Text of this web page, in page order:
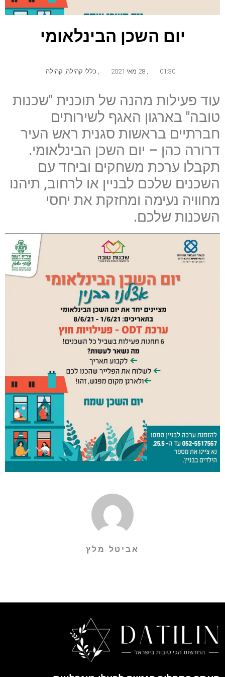
יום השכן הבינלאומי
01:30 כללי קהילה קהילה
עוד פעילות מהנה של תוכנית "שכנות
טובה" בארגון האגף לשירותים
חברתיים בראשות סגנית ראש העיר
דרורה כהן – יום השכן הבינלאומי.
תקבלו ערכת משחקים וביחד עם
השכנים שלכם לבניין או לרחוב, תיהנו
מחוויה נעימה ומחזקת את יחסי
השכנות שלכם.
אביטל מלץ